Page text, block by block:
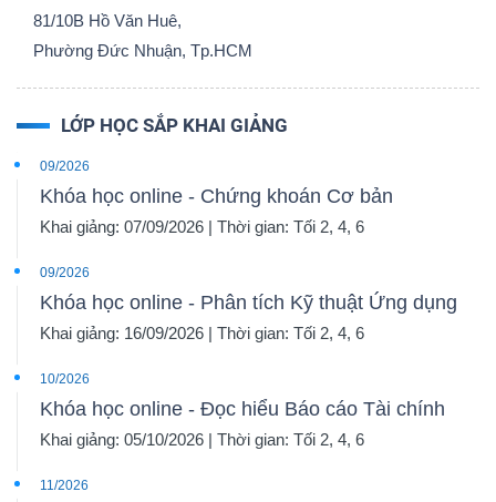
81/10B Hồ Văn Huê,
Phường Đức Nhuận, Tp.HCM
LỚP HỌC SẮP KHAI GIẢNG
09/2026
Khóa học online - Chứng khoán Cơ bản
Khai giảng: 07/09/2026 | Thời gian: Tối 2, 4, 6
09/2026
Khóa học online - Phân tích Kỹ thuật Ứng dụng
Khai giảng: 16/09/2026 | Thời gian: Tối 2, 4, 6
10/2026
Khóa học online - Đọc hiểu Báo cáo Tài chính
Khai giảng: 05/10/2026 | Thời gian: Tối 2, 4, 6
11/2026